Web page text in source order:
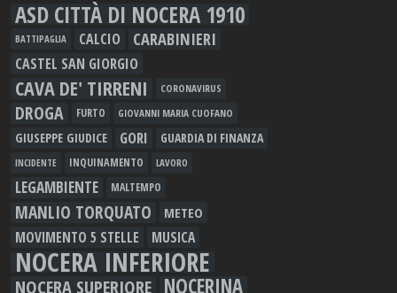
ASD CITTÀ DI NOCERA 1910
BATTIPAGLIA CALCIO CARABINIERI
CASTEL SAN GIORGIO
CAVA DE' TIRRENI CORONAVIRUS
DROGA FURTO GIOVANNI MARIA CUOFANO
GIUSEPPE GIUDICE GORI GUARDIA DI FINANZA
INCIDENTE INQUINAMENTO LAVORO
LEGAMBIENTE MALTEMPO
MANLIO TORQUATO METEO
MOVIMENTO 5 STELLE MUSICA
NOCERA INFERIORE
NOCERA SUPERIORE NOCERINA